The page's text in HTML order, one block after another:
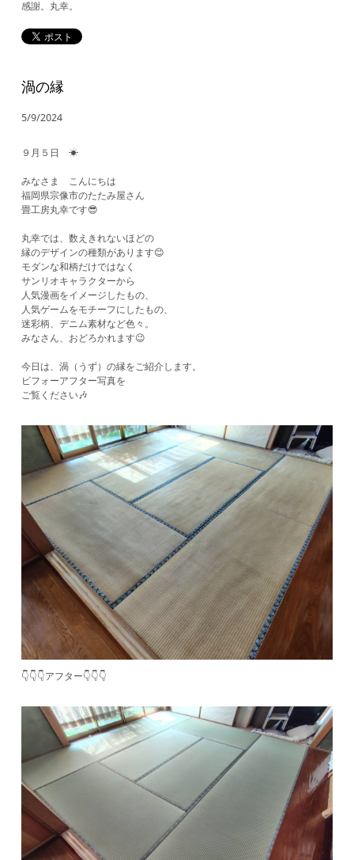
感謝。丸幸。
渦の縁
5/9/2024
９月５日 ☀
みなさま こんにちは
福岡県宗像市のたたみ屋さん
畳工房丸幸です😎
丸幸では、数えきれないほどの
縁のデザインの種類があります😊
モダンな和柄だけではなく
サンリオキャラクターから
人気漫画をイメージしたもの、
人気ゲームをモチーフにしたもの、
迷彩柄、デニム素材など色々。
みなさん、おどろかれます😉
今日は、渦（うず）の縁をご紹介します。
ビフォーアフター写真を
​ご覧ください🎶
👇👇👇アフター👇👇👇